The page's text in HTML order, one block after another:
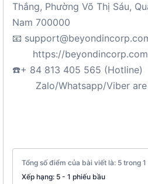
Thắng, Phường Võ Thị Sáu,
Nam 700000
📧
https://
☎️+ 84 813 405 565 (Hotline)
Zalo/Whatsapp/Viber are
Tổng số điểm của bài viết là: 5 trong 1
Xếp hạng: 5 - 1 phiếu bầu